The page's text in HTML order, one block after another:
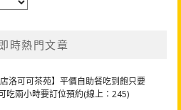
時熱門文章
店洛可可茶苑】平價自助餐吃到飽只要
吃兩小時要訂位預約(線上：245)